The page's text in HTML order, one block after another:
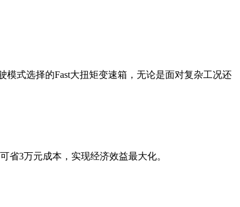
式选择的Fast大扭矩变速箱，无论是面对复杂工况还
省3万元成本，实现经济效益最大化。